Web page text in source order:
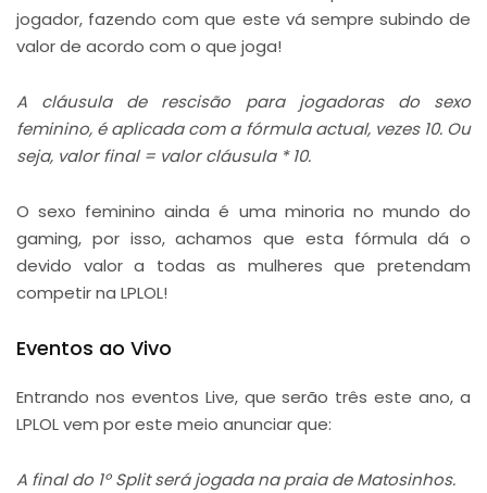
jogador, fazendo com que este vá sempre subindo de
valor de acordo com o que joga!
A cláusula de rescisão para jogadoras do sexo
feminino, é aplicada com a fórmula actual, vezes 10. Ou
seja, valor final = valor cláusula * 10.
O sexo feminino ainda é uma minoria no mundo do
gaming, por isso, achamos que esta fórmula dá o
devido valor a todas as mulheres que pretendam
competir na LPLOL!
Eventos ao Vivo
Entrando nos eventos Live, que serão três este ano, a
LPLOL vem por este meio anunciar que:
A final do 1º Split será jogada na praia de Matosinhos.